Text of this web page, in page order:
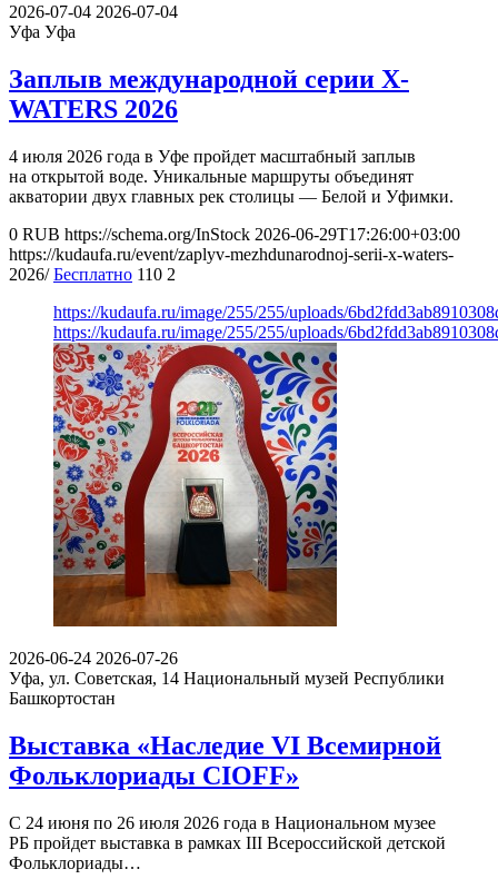
2026-07-04 2026-07-04
Уфа Уфа
Заплыв международной серии X-
WATERS 2026
4 июля 2026 года в Уфе пройдет масштабный заплыв
на открытой воде. Уникальные маршруты объединят
акватории двух главных рек столицы — Белой и Уфимки.
0 RUB https://schema.org/InStock 2026-06-29T17:26:00+03:00
https://kudaufa.ru/event/zaplyv-mezhdunarodnoj-serii-x-waters-
2026/ Бесплатно 110 2
https://kudaufa.ru/image/255/255/uploads/
https://kudaufa.ru/image/255/255/uploads/
2026-06-24 2026-07-26
Уфа, ул. Советская, 14 Национальный музей Республики
Башкортостан
Выставка «Наследие VI Всемирной
Фольклориады CIOFF»
С 24 июня по 26 июля 2026 года в Национальном музее
РБ пройдет выставка в рамках III Всероссийской детской
Фольклориады…